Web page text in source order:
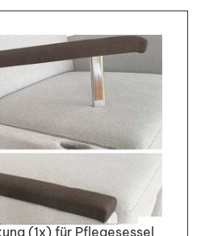
(1x) für Pflegesessel